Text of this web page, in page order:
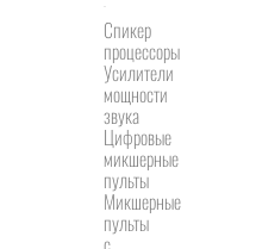
Спикер
процессоры
Усилители
мощности
звука
Цифровые
микшерные
пульты
Микшерные
пульты